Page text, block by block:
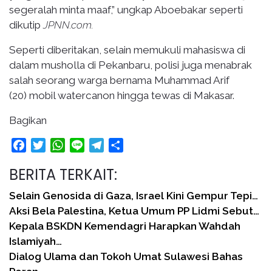
segeralah minta maaf,” ungkap Aboebakar seperti
dikutipJPNN.com.
Seperti diberitakan, selain memukuli mahasiswa di
dalam musholla di Pekanbaru, polisi juga menabrak
salah seorang warga bernama Muhammad Arif
(20) mobil watercanon hingga tewas di Makasar.
Bagikan
FacebookTwitterWhatsApp
Line Telegram
BERITA TERKAIT:
Selain Genosida di Gaza, Israel Kini Gempur Tepi…
Aksi Bela Palestina, Ketua Umum PP Lidmi Sebut…
Kepala BSKDN Kemendagri Harapkan Wahdah
Islamiyah…
Dialog Ulama dan Tokoh Umat Sulawesi Bahas